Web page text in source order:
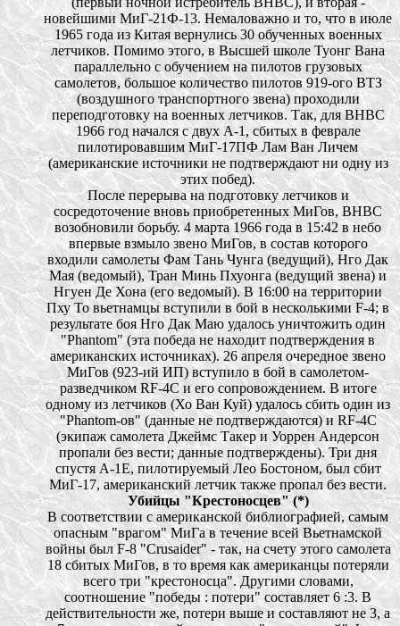
новейшими МиГ-21Ф-13. Немаловажно и то, что в июле
1965 года из Китая вернулись 30 обученных военных
летчиков. Помимо этого, в Высшей школе Туонг Вана
параллельно с обучением на пилотов грузовых
самолетов, большое количество пилотов 919-ого ВТЗ
(воздушного транспортного звена) проходили
переподготовку на военных летчиков. Так, для ВНВС
1966 год начался с двух А-1, сбитых в феврале
пилотировавшим МиГ-17ПФ Лам Ван Личем
(американские источники не подтверждают ни одну из
этих побед).
После перерыва на подготовку летчиков и
сосредоточение вновь приобретенных МиГов, ВНВС
возобновили борьбу. 4 марта 1966 года в 15:42 в небо
впервые взмыло звено МиГов, в состав которого
входили самолеты Фам Тань Чунга (ведущий), Нго Дак
Мая (ведомый), Тран Минь Пхуонга (ведущий звена) и
Нгуен Де Хона (его ведомый). В 16:00 на территории
Пху То вьетнамцы вступили в бой в несколькими F-4; в
результате боя Нго Дак Маю удалось уничтожить один
"Phantom" (эта победа не находит подтверждения в
американских источниках). 26 апреля очередное звено
МиГов (923-ий ИП) вступило в бой в самолетом-
разведчиком RF-4С и его сопровождением. В итоге
одному из летчиков (Хо Ван Куй) удалось сбить один из
"Phantom-ов" (данные не подтверждаются) и RF-4С
(экипаж самолета Джеймс Такер и Уоррен Андерсон
пропали без вести; данные подтверждены). Три дня
спустя А-1Е, пилотируемый Лео Бостоном, был сбит
МиГ-17, американский летчик также пропал без вести.
Убийцы "Крестоносцев" (*)
В соответствии с американской библиографией, самым
опасным "врагом" МиГа в течение всей Вьетнамской
войны был F-8 "Crusaider" - так, на счету этого самолета
18 сбитых МиГов, в то время как американцы потеряли
всего три "крестоносца". Другими словами,
соотношение "победы : потери" составляет 6 :3. В
действительности же, потери выше и составляют не 3, а